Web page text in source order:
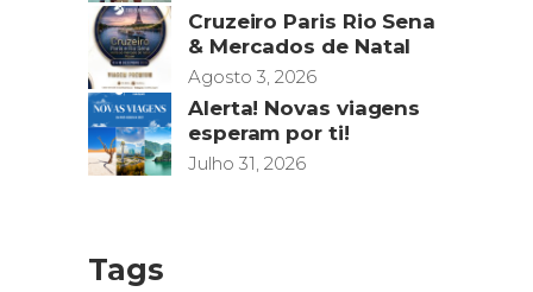
Cruzeiro Paris Rio Sena
& Mercados de Natal
Agosto 3, 2026
Alerta! Novas viagens
esperam por ti!
Julho 31, 2026
Tags